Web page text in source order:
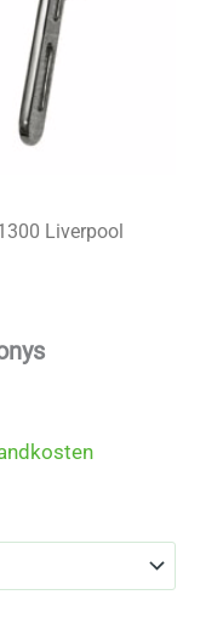
Liverpool